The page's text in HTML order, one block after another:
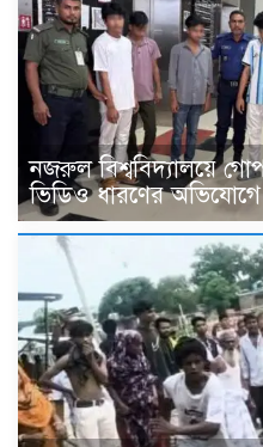
নজরুল বিশ্ববিদ্যালয়ে
ভিডিও ধারণের